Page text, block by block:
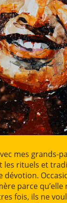
mes grands-
les rituels et
dévotion.
parce qu’elle
fois, ils ne